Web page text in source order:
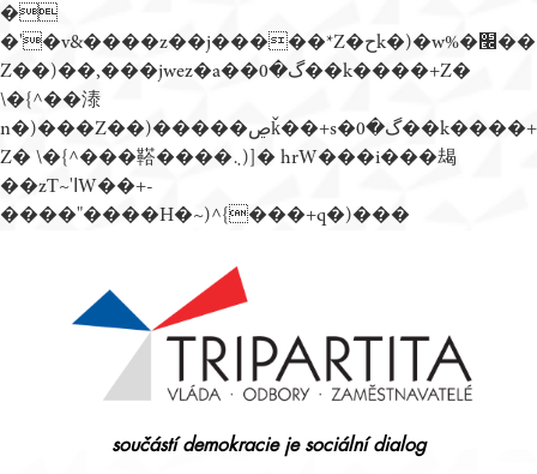
�
�'�v&����z��j�����*Z�حk�)�w%�׬��
Z��)��,���jwez�a��گ�0��k����+Z�
\�{^��溙
n�)���Z��)�����ڝǩ��+s�گ�0��k����+
Z� \�{^���鞳����܆)]� hrW���i���朅
��zƬ~'ߊW��+-
����"����H�~)^{���+q�)���
součástí demokracie je sociální dialog